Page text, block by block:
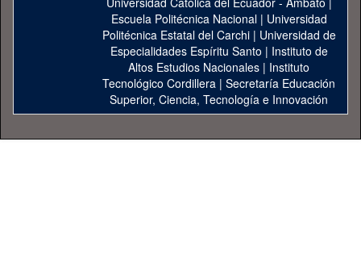
Escuela Politécnica Nacional| Universidad
Politécnica Estatal del Carchi| Universidad de
Especialidades Espíritu Santo | Instituto de
Altos Estudios Nacionales | Instituto
Tecnológico Cordillera | Secretaría Educación
Superior, Ciencia, Tecnología e Innovación